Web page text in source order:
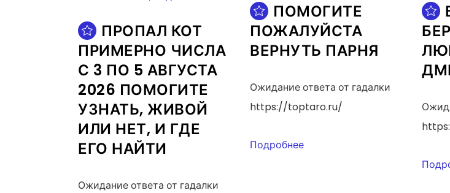
ПРОПАЛ КОТ
ПРИМЕРНО ЧИСЛА
С 3 ПО 5 АВГУСТА
2026 ПОМОГИТЕ
УЗНАТЬ, ЖИВОЙ
ИЛИ НЕТ, И ГДЕ
ЕГО НАЙТИ
Ожидание ответа от гадалки
ПОМОГИТЕ
ПОЖАЛУЙСТА
ВЕРНУТЬ ПАРНЯ
Ожидание ответа от гадалки
https://toptaro.ru/
Подробнее